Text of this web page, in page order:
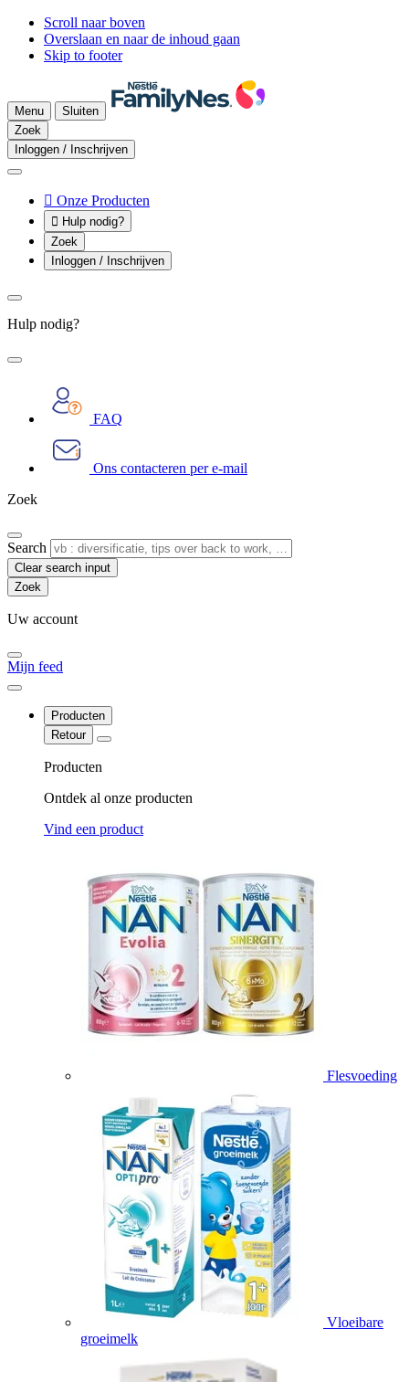
Scroll naar boven
Overslaan en naar de inhoud gaan
Skip to footer
Menu
Sluiten
Zoek
Inloggen / Inschrijven
 Onze Producten
 Hulp nodig?
Zoek
Inloggen / Inschrijven
Hulp nodig?
FAQ
Ons contacteren per e-mail
Zoek
Search
Clear search input
Uw account
Mijn feed
Producten
Retour
Producten
Ontdek al onze producten
Vind een product
Flesvoeding
Vloeibare
groeimelk